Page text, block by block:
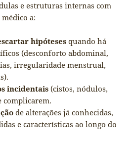
e estruturas internas com
a:
hipóteses quando há
(desconforto abdominal,
irregularidade menstrual,
incidentais(cistos, nódulos,
complicarem.
de alterações já conhecidas,
e características ao longo do